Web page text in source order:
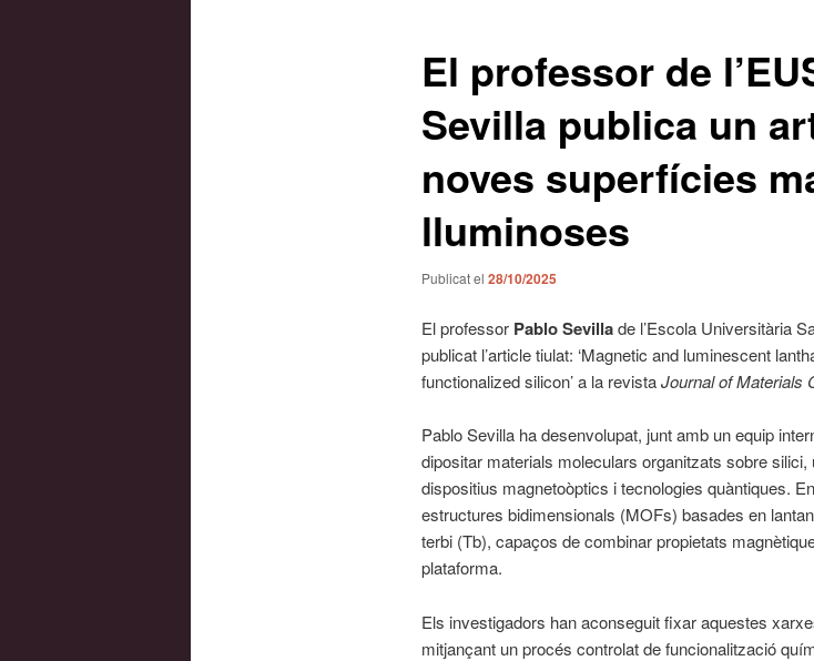
El professor de
Sevilla publica un
noves superfícies
lluminoses
Publicat el 28/10/2025
El professor Pablo Sevillade l’Escola Universitària
publicat l’article tiulat: ‘Magnetic and luminescent
functionalized silicon’ a la revistaJournal of Materials
Pablo Sevilla ha desenvolupat, junt amb un equip
dipositar materials moleculars organitzats sobre
dispositius magnetoòptics i tecnologies quàntiques.
estructures bidimensionals (MOFs) basades en
terbi (Tb), capaços de combinar propietats
plataforma.
Els investigadors han aconseguit fixar aquestes
mitjançant un procés controlat de funcionalització